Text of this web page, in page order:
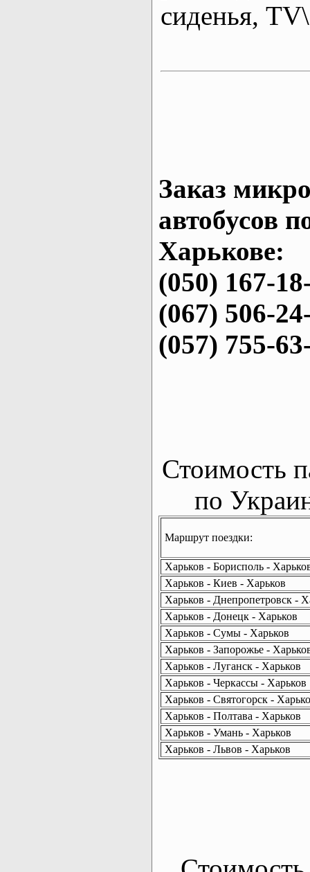
сиденья,
Заказ
автобусов
Харькове:
(050) 167-
(067) 506-
(057) 755-
Стоимость
по
Маршрут поездки:
Харьков - Борисполь -
Харьков - Киев - Харьков
Харьков - Днепропетровск -
Харьков - Донецк - Харьков
Харьков - Сумы - Харьков
Харьков - Запорожье -
Харьков - Луганск - Харьков
Харьков - Черкассы - Харьков
Харьков - Святогорск -
Харьков - Полтава - Харьков
Харьков - Умань - Харьков
Харьков - Львов - Харьков